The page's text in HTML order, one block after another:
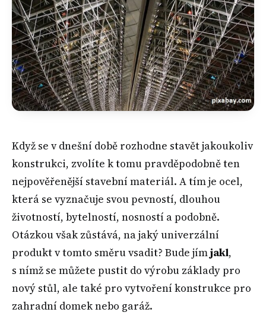
Když se v dnešní době rozhodne stavět jakoukoliv
konstrukci, zvolíte k tomu pravděpodobně ten
nejpověřenější stavební materiál. A tím je ocel,
která se vyznačuje svou pevností, dlouhou
životností, bytelností, nosností a podobně.
Otázkou však zůstává, na jaký univerzální
produkt v tomto směru vsadit? Bude jímjakl,
s nímž se můžete pustit do výrobu základy pro
nový stůl, ale také pro vytvoření konstrukce pro
zahradní domek nebo garáž.